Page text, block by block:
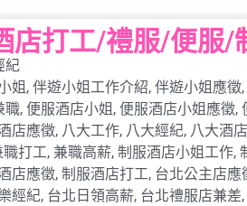
店打工/禮服/便服/
紀
姐 , 伴遊小姐工作介紹, 伴遊小姐應徵,
職, 便服酒店小姐 , 便服酒店小姐應徵,
店應徵, 八大工作, 八大經紀, 八大酒
職打工, 兼職高薪, 制服酒店小姐工作,
店應徵, 制服酒店打工, 台北公主店應
經紀, 台北日領高薪, 台北禮服店兼差,